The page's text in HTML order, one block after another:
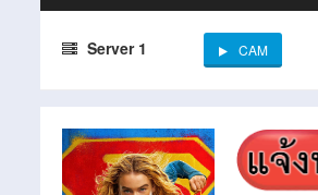
Server 1 CAM